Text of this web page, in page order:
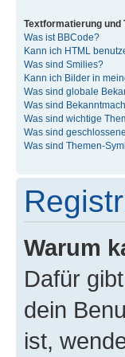
Textformatierung und
Was ist BBCode?
Kann ich HTML
Was sind Smilies?
Kann ich Bilder in
Was sind globale
Was sind
Was sind wichtige
Was sind
Was sind Themen-
Warum
Dafür
dein
ist,